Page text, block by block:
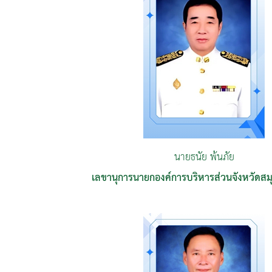
นายธนัย พ้นภัย
เลขานุการนายกองค์การบริหารส่วนจังหวัดส